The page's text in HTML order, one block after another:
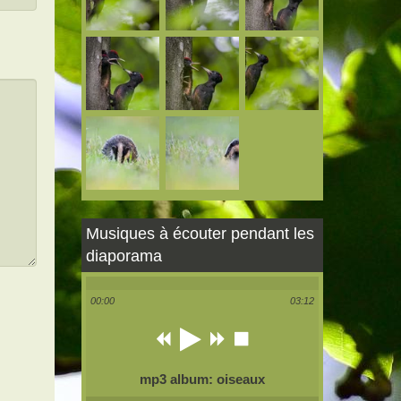
Musiques à écouter pendant les
diaporama
00:00 03:12
mp3 album: oiseaux